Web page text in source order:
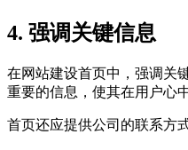
4. 强调关键信息
在网站建设首页中，强调关
重要的信息，使其在用户心
首页还应提供公司的联系方